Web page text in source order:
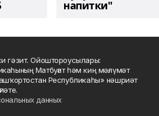
напитки"
гәзит. Ойоштороусылары:
Матбуғат һәм киң мәғлүмәт
Республикаһы» нәшриәт
данных